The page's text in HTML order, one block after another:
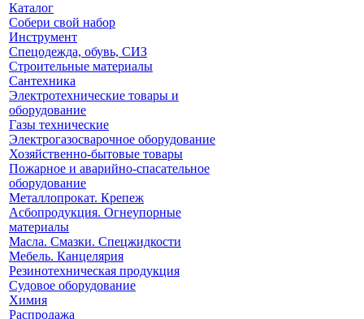
Каталог
Собери свой набор
Инструмент
Спецодежда, обувь, СИЗ
Строительные материалы
Сантехника
Электротехнические товары и
оборудование
Газы технические
Электрогазосварочное оборудование
Хозяйственно-бытовые товары
Пожарное и аварийно-спасательное
оборудование
Металлопрокат. Крепеж
Асбопродукция. Огнеупорные
материалы
Масла. Смазки. Спецжидкости
Мебель. Канцелярия
Резинотехническая продукция
Судовое оборудование
Химия
Распродажа